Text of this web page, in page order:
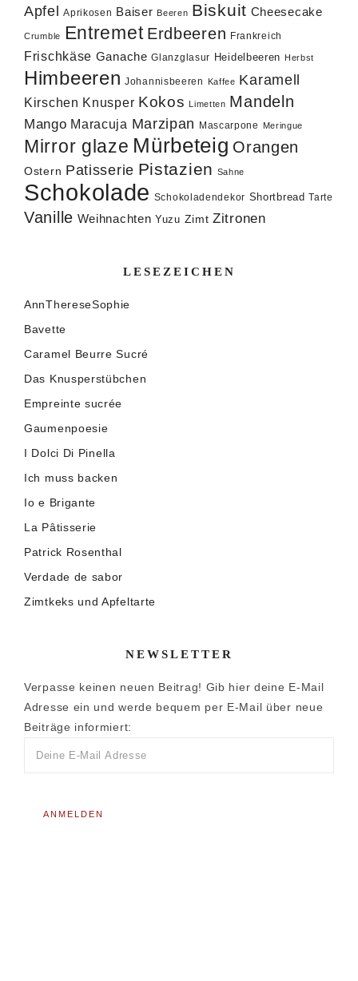
Apfel Aprikosen Baiser Beeren Biskuit Cheesecake
Crumble Entremet Erdbeeren Frankreich
Frischkäse Ganache Glanzglasur Heidelbeeren Herbst
Himbeeren Johannisbeeren Kaffee Karamell
Kirschen Knusper Kokos Limetten Mandeln
Mango Maracuja Marzipan Mascarpone Meringue
Mirror glaze Mürbeteig Orangen
Ostern Patisserie Pistazien Sahne
Schokolade Schokoladendekor Shortbread Tarte
Vanille Weihnachten Yuzu Zimt Zitronen
LESEZEICHEN
AnnThereseSophie
Bavette
Caramel Beurre Sucré
Das Knusperstübchen
Empreinte sucrée
Gaumenpoesie
I Dolci Di Pinella
Ich muss backen
Io e Brigante
La Pâtisserie
Patrick Rosenthal
Verdade de sabor
Zimtkeks und Apfeltarte
NEWSLETTER
Verpasse keinen neuen Beitrag! Gib hier deine E-Mail
Adresse ein und werde bequem per E-Mail über neue
Beiträge informiert: